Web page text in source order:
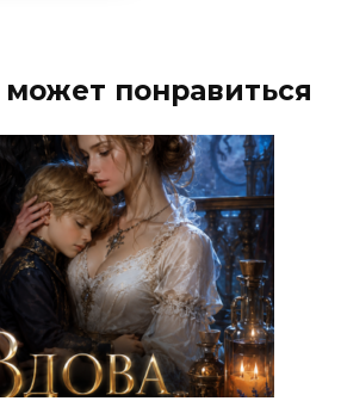
понравиться